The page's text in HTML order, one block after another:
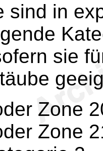
sind in
sie
Zone
Zone